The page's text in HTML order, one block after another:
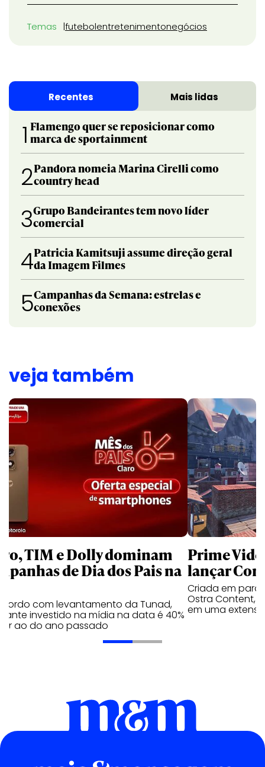
Temas futebolentretenimentonegócios
Recentes Mais lidas
1 Flamengo quer se reposicionar como
marca de sportainment
2Pandora nomeia Marina Cirelli como
country head
3Grupo Bandeirantes tem novo líder
comercial
4Patricia Kamitsuji assume direção geral
da Imagem Filmes
5Campanhas da Semana: estrelas e
conexões
veja também
TIM e Dolly dominam
de Dia dos Pais na
com levantamento da Tunad,
investido na mídia na data é 40%
ao do ano passado
Prime
lançar
Criada em
Ostra Content,
em uma